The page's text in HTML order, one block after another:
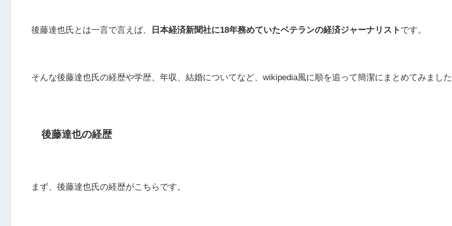
後藤達也氏とは一言で言えば、 日本経済新聞社に18年務めていたベテランの経済ジャーナリスト です。
そんな後藤達也氏の経歴や学歴、年収、結婚についてなど、wikipedia風に順を追って簡潔にまとめてみまし
後藤達也の経歴
まず、後藤達也氏の経歴がこちらです。